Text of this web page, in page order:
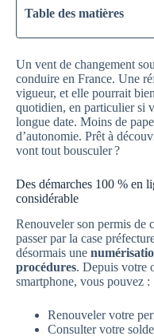
Table des matières
Un vent de changement
conduire en France. Une
vigueur, et elle pourrait
quotidien, en particulier si
longue date. Moins de
d’autonomie. Prêt à
vont tout bousculer ?
Des démarches 100 % en
considérable
Renouveler son permis de
passer par la case
désormais une
procédures. Depuis votre
smartphone, vous pouvez :
Renouveler votre
Consulter votre